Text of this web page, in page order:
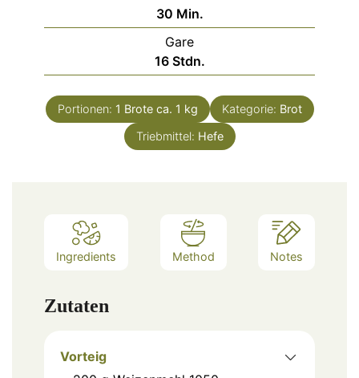
30Minuten
Min.
Gare
16Stunden
Stdn.
Portionen: 1 Brote ca. 1 kg Kategorie: Brot
Triebmittel: Hefe
Ingredients Method Notes
Zutaten
Vorteig